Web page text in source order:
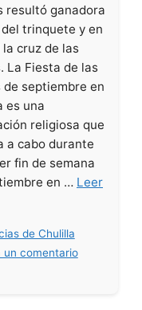
resultó ganadora
trinquete y en
cruz de las
La Fiesta de las
de septiembre en
es una
religiosa que
a cabo durante
fin de semana
en … Leer
de Chulilla
un comentario